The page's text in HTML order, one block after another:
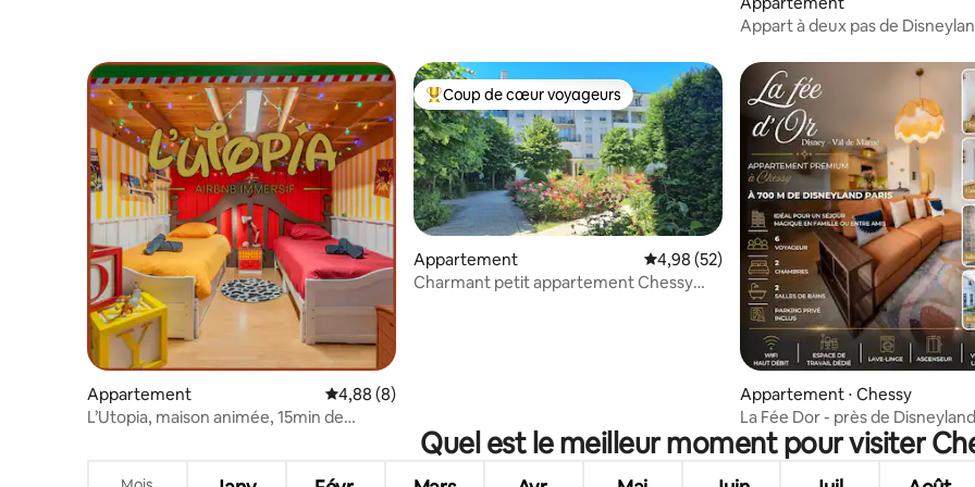
Appart à deux pas de
Appartement Évaluation moyenne sur la base de 8 commentaires : 4,88 sur 5
4,88 (8)
L’Utopia, maison animée, 15min de
Coups de cœur voyageurs les plus appréciés
Coup de cœur voyageurs
Appartement Évaluation moyenne sur la base de 52
4,98 (52)
Charmant petit appartement Chessy
Appartement ⋅ Chessy
La Fée Dor - près de
Quel est le meilleur moment pour visiter